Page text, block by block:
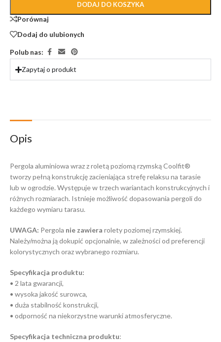
DODAJ DO KOSZYKA
Porównaj
Dodaj do ulubionych
Polub nas:
Zapytaj o produkt
Opis
Pergola aluminiowa wraz z roletą poziomą rzymską Coolfit®
tworzy pełną konstrukcję zacieniająca strefę relaksu na tarasie
lub w ogrodzie. Występuje w trzech wariantach konstrukcyjnych i
różnych rozmiarach. Istnieje możliwość dopasowania pergoli do
każdego wymiaru tarasu.
UWAGA: Pergola nie zawiera rolety poziomej rzymskiej.
Należy/można ją dokupić opcjonalnie, w zależności od preferencji
kolorystycznych oraz wybranego rozmiaru.
Specyfikacja produktu:
• 2 lata gwarancji,
• wysoka jakość surowca,
• duża stabilność konstrukcji,
• odporność na niekorzystne warunki atmosferyczne.
Specyfikacja techniczna produktu: